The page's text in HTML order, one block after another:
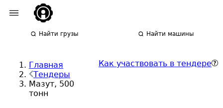
Найти грузы Найти машины
Главная
Тендеры
Мазут, 500
тонн
Как участвовать в тендере